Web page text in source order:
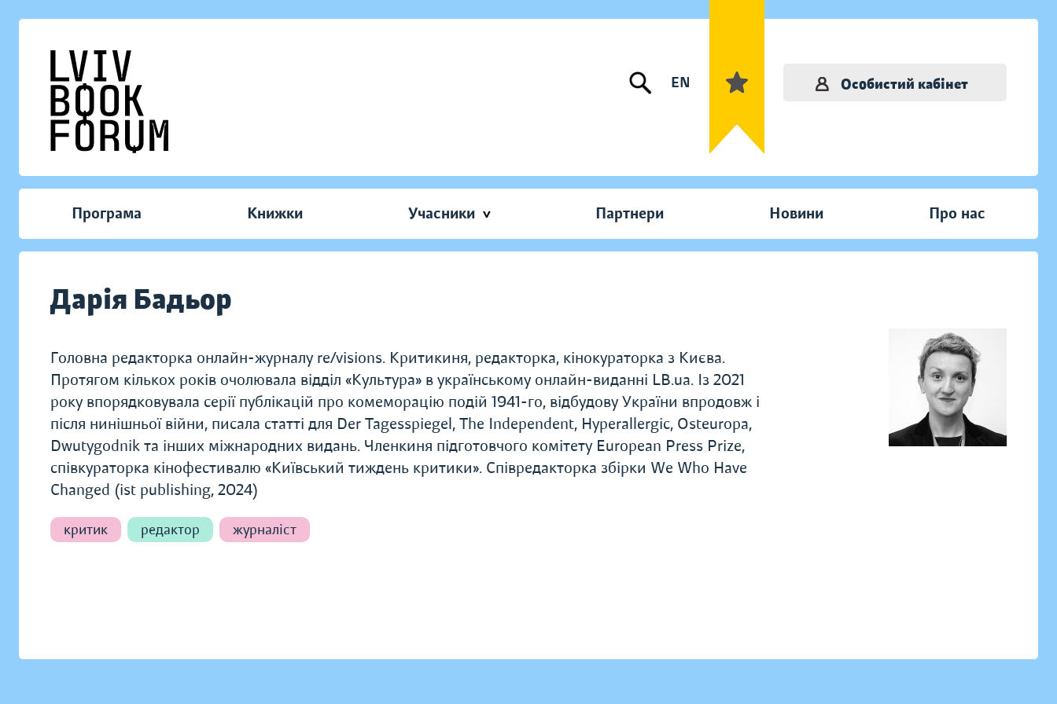
EN Особистий кабінет
Програма Книжки Учасники Партнери Новини Про нас
Дарія Бадьор
Головна редакторка онлайн-журналу re/visions. Критикиня, редакторка, кінокураторка з Києва.
Протягом кількох років очолювала відділ «Культура» в українському онлайн-виданні LB.ua. Із 2021
року впорядковувала серії публікацій про комеморацію подій 1941-го, відбудову України впродовж і
після нинішньої війни, писала статті для Der Tagesspiegel, The Independent, Hyperallergic, Osteuropa,
Dwutygodnik та інших міжнародних видань. Членкиня підготовчого комітету European Press Prize,
співкураторка кінофестивалю «Київський тиждень критики». Співредакторка збірки We Who Have
Changed (ist publishing, 2024)
критик редактор журналіст